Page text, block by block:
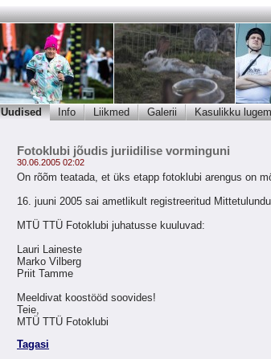
Uudised Info Liikmed Galerii Kasulikku
Fotoklubi jõudis juriidilise vorminguni
30.06.2005 02:02
On rõõm teatada, et üks etapp fotoklubi arengus on
16. juuni 2005 sai ametlikult registreeritud
MTÜ TTÜ Fotoklubi juhatusse kuuluvad:
Lauri Laineste
Marko Vilberg
Priit Tamme
Meeldivat koostööd soovides!
Teie,
MTÜ TTÜ Fotoklubi
Tagasi